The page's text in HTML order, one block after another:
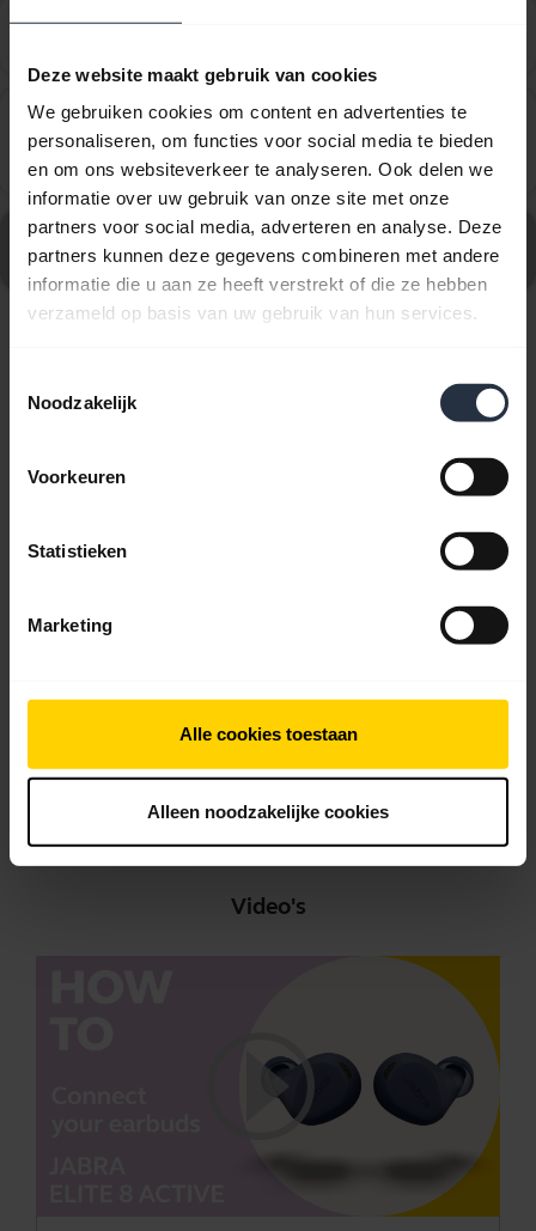
Deze website maakt gebruik van cookies
We gebruiken cookies om content en advertenties te
personaliseren, om functies voor social media te bieden
en om ons websiteverkeer te analyseren. Ook delen we
informatie over uw gebruik van onze site met onze
partners voor social media, adverteren en analyse. Deze
partners kunnen deze gegevens combineren met andere
informatie die u aan ze heeft verstrekt of die ze hebben
verzameld op basis van uw gebruik van hun services.
Noodzakelijk
Voorkeuren
Statistieken
Marketing
Alle cookies toestaan
Alleen noodzakelijke cookies
Kan ik mijn Jabra Bluetooth-product aan een tv of
Kan ik mijn nieuwe Jabra Bluetooth-apparaat
gebruiken met andere apparaten die oudere
Bluetooth-versies hebben?
Ga naar alle veelgestelde vragen voor Jabra Elite 8
Active - Black
Nederlands expand_more
2.19 MB - pdf
Video's